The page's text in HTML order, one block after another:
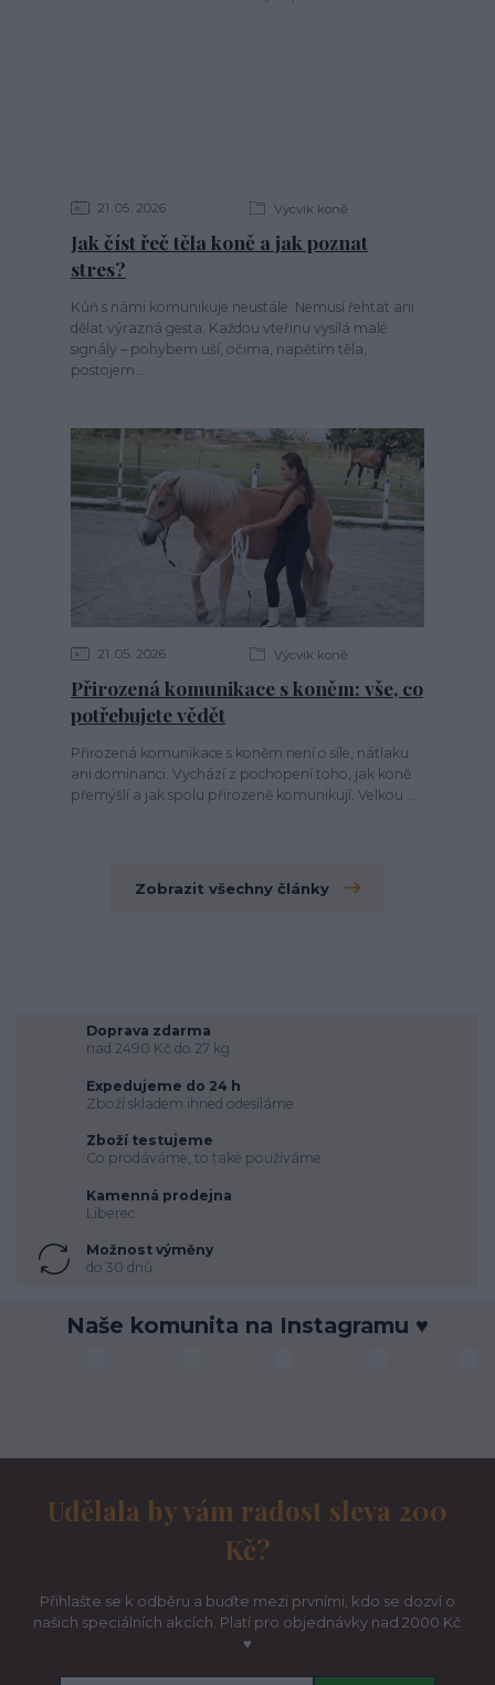
21 05 2026 Výcvik koně
Jak číst řeč těla koně a jak poznat
stres?
Kůň s námi komunikuje neustále. Nemusí řehtat ani
dělat výrazná gesta. Každou vteřinu vysílá malé
signály – pohybem uší, očima, napětím těla,
postojem...
21 05 2026 Výcvik koně
Přirozená komunikace s koněm: vše, co
potřebujete vědět
Přirozená komunikace s koněm není o síle, nátlaku
ani dominanci. Vychází z pochopení toho, jak koně
přemýšlí a jak spolu přirozeně komunikují. Velkou ...
Zobrazit všechny články
Doprava zdarma
nad 2490 Kč do 27 kg
Expedujeme do 24 h
Zboží skladem ihned odesíláme
Zboží testujeme
Co prodáváme, to také používáme
Kamenná prodejna
Liberec
Možnost výměny
do 30 dnů
Naše komunita na Instagramu ♥
Udělala by vám radost sleva 200
Kč?
Přihlašte se k odběru a buďte mezi prvními, kdo se dozví o
našich speciálních akcích. Platí pro objednávky nad 2000 Kč
♥